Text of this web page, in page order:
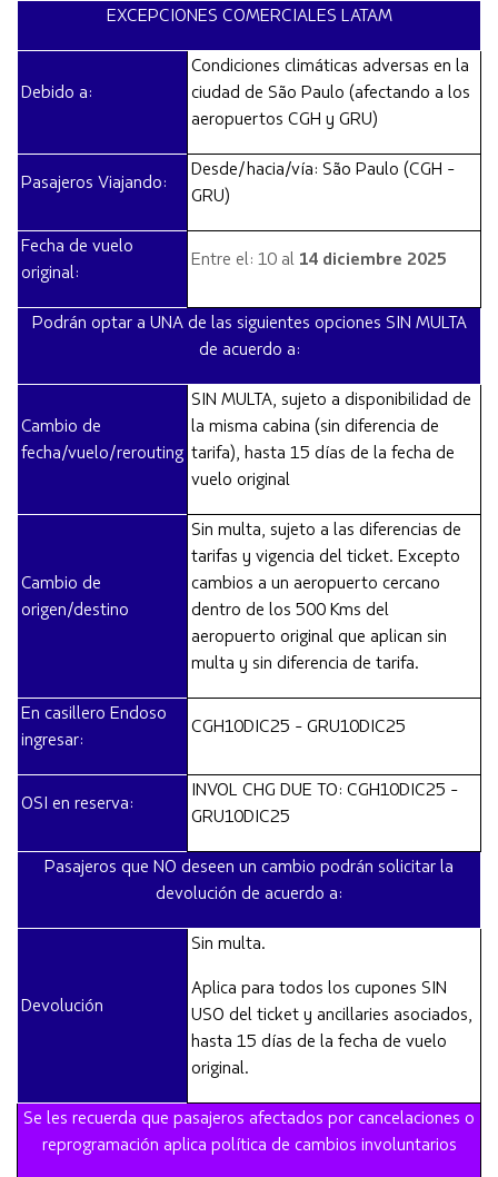
EXCEPCIONES COMERCIALES LATAM
Debido a:
Condiciones climáticas adversas en la
ciudad de São Paulo (afectando a los
aeropuertos CGH y GRU)
Pasajeros Viajando:
Desde/hacia/vía: São Paulo (CGH -
GRU)
Fecha de vuelo
original:
Entre el: 10 al 14 diciembre 2025
Podrán optar a UNA de las siguientes opciones SIN MULTA
de acuerdo a:
Cambio de
fecha/vuelo/rerouting
SIN MULTA, sujeto a disponibilidad de
la misma cabina (sin diferencia de
tarifa), hasta 15 días de la fecha de
vuelo original
Cambio de
origen/destino
Sin multa, sujeto a las diferencias de
tarifas y vigencia del ticket. Excepto
cambios a un aeropuerto cercano
dentro de los 500 Kms del
aeropuerto original que aplican sin
multa y sin diferencia de tarifa.
En casillero Endoso
ingresar:
CGH10DIC25 - GRU10DIC25
OSI en reserva:
INVOL CHG DUE TO: CGH10DIC25 -
GRU10DIC25
Pasajeros que NO deseen un cambio podrán solicitar la
devolución de acuerdo a:
Devolución
Sin multa.
Aplica para todos los cupones SIN
USO del ticket y ancillaries asociados,
hasta 15 días de la fecha de vuelo
original.
Se les recuerda que pasajeros afectados por cancelaciones o
reprogramación aplica política de cambios involuntarios